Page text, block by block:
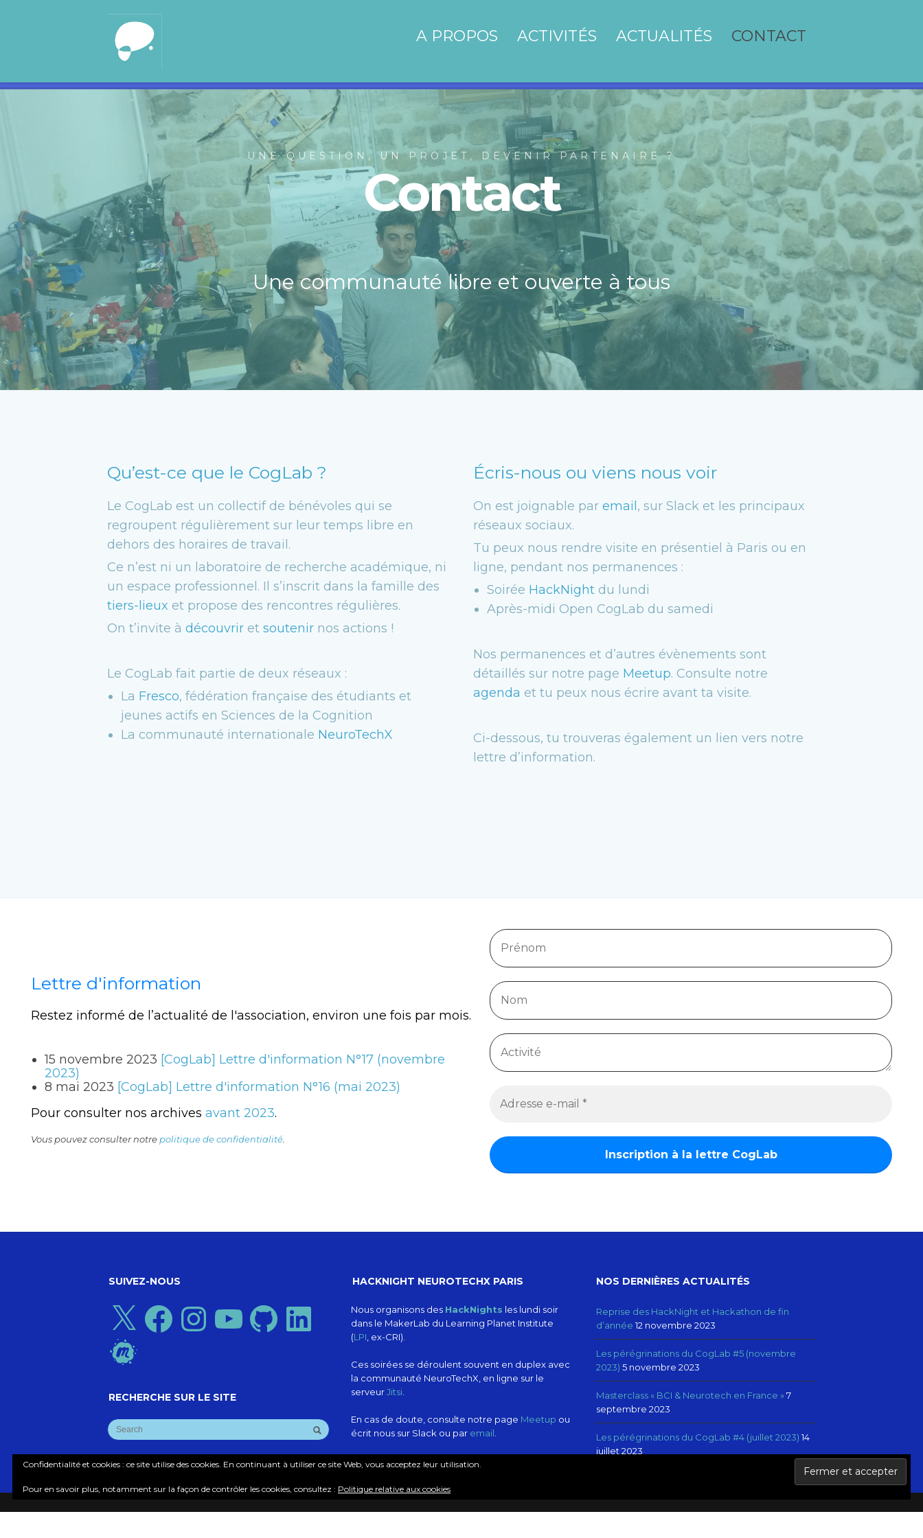
A PROPOS ACTIVITÉS ACTUALITÉS CONTACT
UNE QUESTION, UN PROJET, DEVENIR PARTENAIRE ?
Contact
Une communauté libre et ouverte à tous
Qu’est-ce que le CogLab ?
Le CogLab est un collectif de bénévoles qui se
regroupent régulièrement sur leur temps libre en
dehors des horaires de travail.
Ce n’est ni un laboratoire de recherche académique, ni
un espace professionnel. Il s’inscrit dans la famille des
tiers-lieux et propose des rencontres régulières.
On t’invite à découvrir et soutenir nos actions !
Le CogLab fait partie de deux réseaux :
La Fresco, fédération française des étudiants et
jeunes actifs en Sciences de la Cognition
La communauté internationale NeuroTechX
Écris-nous ou viens nous voir
On est joignable par email , sur Slack et les principaux
réseaux sociaux.
Tu peux nous rendre visite en présentiel à Paris ou en
ligne, pendant nos permanences :
Soirée HackNightdu lundi
Après-midi Open CogLab du samedi
Nos permanences et d’autres évènements sont
détaillés sur notre page Meetup. Consulte notre
agenda et tu peux nous écrire avant ta visite.
Ci-dessous, tu trouveras également un lien vers notre
lettre d’information.
Lettre d'information
Restez informé de l’actualité de l'association, environ une fois par mois.
15 novembre 2023 [CogLab] Lettre d'information N°17 (novembre
2023)
8 mai 2023 [CogLab] Lettre d'information N°16 (mai 2023)
Pour consulter nos archives avant 2023.
Vous pouvez consulter notre politique de confidentialité
SUIVEZ-NOUS
FacebookInstagram GitHub LinkedIn
Meetup
RECHERCHE SUR LE SITE
HACKNIGHT NEUROTECHX PARIS
Nous organisons des HackNights les lundi soir
dans le MakerLab du Learning Planet Institute
(LPI , ex-CRI).
Ces soirées se déroulent souvent en duplex avec
la communauté NeuroTechX, en ligne sur le
serveurJitsi.
En cas de doute, consulte notre page Meetup ou
écrit nous sur Slack ou par email
NOS DERNIÈRES ACTUALITÉS
Reprise des HackNight et Hackathon de fin
d’année 12 novembre 2023
Les pérégrinations du CogLab #5 (novembre
2023) 5 novembre 2023
Masterclass « BCI & Neurotech en France »7
septembre 2023
Les pérégrinations du CogLab #4 (juillet 2023) 14
juillet 2023
© COPYRIGHT COGLAB, NEUROTECHX PARIS
Confidentialité et cookies : ce site utilise des cookies. En continuant à utiliser ce site Web, vous acceptez leur utilisation.
Pour en savoir plus, notamment sur la façon de contrôler les cookies, consultez : Politique relative aux cookies